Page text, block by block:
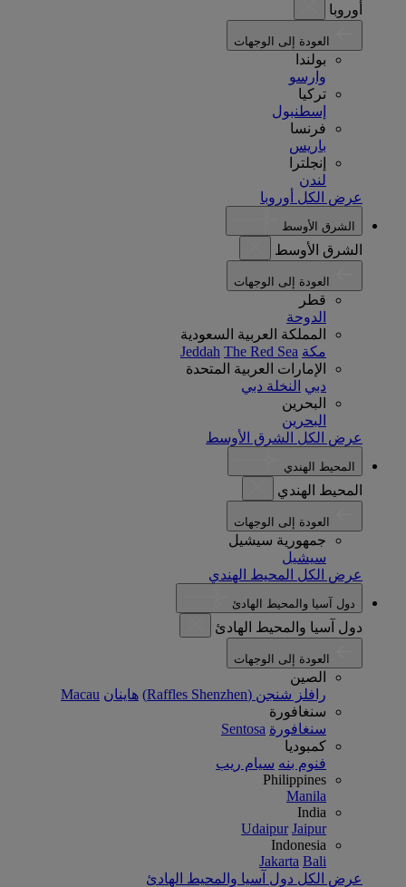
أوروبا
بولندا
وارسو
تركيا
إسطنبول
فرنسا
باريس
إنجلترا
لندن
عرض الكل أوروبا
الشرق الأوسط
الشرق الأوسط
قطر
الدوحة
المملكة العربية السعودية
مكة
Jeddah The Red Sea
الإمارات العربية المتحدة
دبي النخلة دبي
البحرين
البحرين
عرض الكل الشرق الأوسط
المحيط الهندي
المحيط الهندي
جمهورية سيشيل
سيشيل
عرض الكل المحيط الهندي
دول آسيا والمحيط الهادئ
دول آسيا والمحيط الهادئ
الصين
رافلز شنجن (Raffles Shenzhen)
هاينان Macau
سنغافورة
سنغافورة Sentosa
كمبوديا
فنوم بنه سيام ريب
Philippines
Manila
India
Udaipur Jaipur
Indonesia
Jakarta Bali
عرض الكل دول آسيا والمحيط الهادئ